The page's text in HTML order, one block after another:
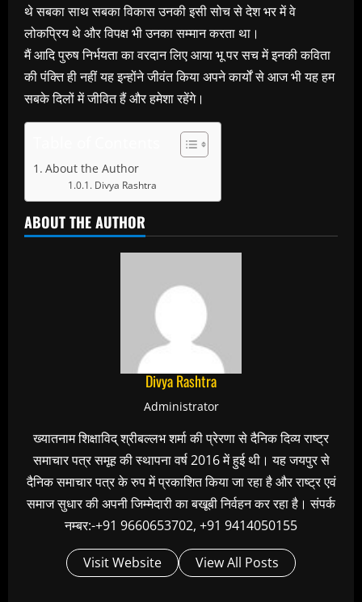
थे सबका साथ सबका विकास उनकी इसी सोच से देश भर में वे
लोकप्रिय थे और विपक्ष भी उनका सम्मान करता था।
मैं आदि पुरुष निर्भयता का वरदान लिए आया भू पर सच में इनकी कविता
की पंक्ति ही नहीं यह इन्होंने जीवंत किया अपने कार्यों से आज भी यह हम
सबके दिलों में जीवित हैं और हमेशा रहेंगे।
About the Author
Divya Rashtra
ABOUT THE AUTHOR
Divya Rashtra
Administrator
ख्यातनाम शिक्षाविद् श्रीबल्लभ शर्मा की प्रेरणा से दैनिक दिव्य राष्ट्र
समाचार पत्र समूह की स्थापना वर्ष 2016 में हुई थी। यह जयपुर से
दैनिक समाचार पत्र के रुप में प्रकाशित किया जा रहा है और राष्ट्र एवं
समाज सुधार की अपनी जिम्मेदारी का बखूबी निर्वहन कर रहा है। संपर्क
नम्बर:-+91 9660653702, +91 9414050155
Visit Website View All Posts